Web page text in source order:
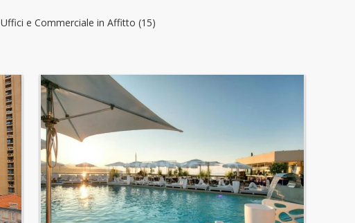
Uffici e Commerciale in Affitto (15)